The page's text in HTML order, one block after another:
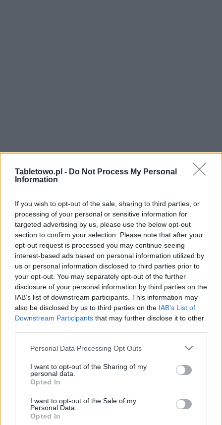
Tabletowo.pl - Do Not Process My Personal
Information
If you wish to opt-out of the sale, sharing to third parties, or
processing of your personal or sensitive information for
targeted advertising by us, please use the below opt-out
section to confirm your selection. Please note that after your
opt-out request is processed you may continue seeing
interest-based ads based on personal information utilized by
us or personal information disclosed to third parties prior to
your opt-out. You may separately opt-out of the further
disclosure of your personal information by third parties on the
IAB’s list of downstream participants. This information may
also be disclosed by us to third parties on the IAB’s List of
Downstream Participants that may further disclose it to other
Please note that this website/app uses one or more Google
not limited to your visit or usage behaviour. You may click to
grant or deny consent to Google and its third-party tags to
use your data for below specified purposes in below Google
consent section.
Personal Data Processing Opt Outs
I want to opt-out of the Sharing of my
personal data.
Opted In
I want to opt-out of the Sale of my
Personal Data.
Opted In